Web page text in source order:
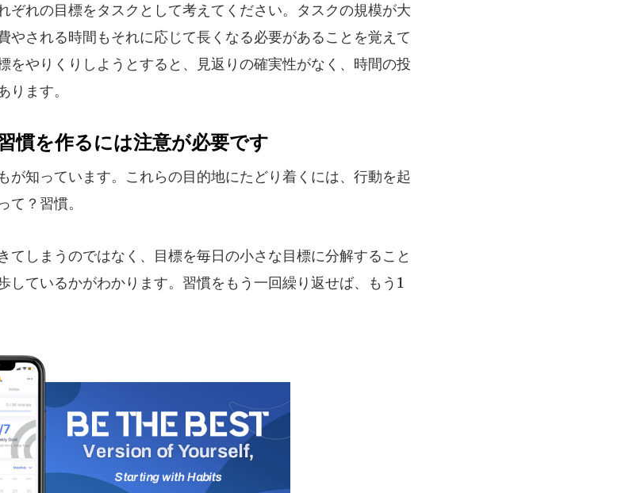
ぞれの目標をタスクとして考えてください。タスクの規模が大
やされる時間もそれに応じて長くなる必要があることを覚えて
をやりくりしようとすると、見返りの確実性がなく、時間の投
ます。
慣を作るには注意が必要です
が知っています。これらの目的地にたどり着くには、行動を起
？習慣。
てしまうのではなく、目標を毎日の小さな目標に分解すること
しているかがわかります。習慣をもう一回繰り返せば、もう1